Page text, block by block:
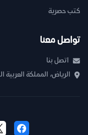
كتب حصرية
تواصل معنا
اتصل بنا
الرياض، المملكة العربية